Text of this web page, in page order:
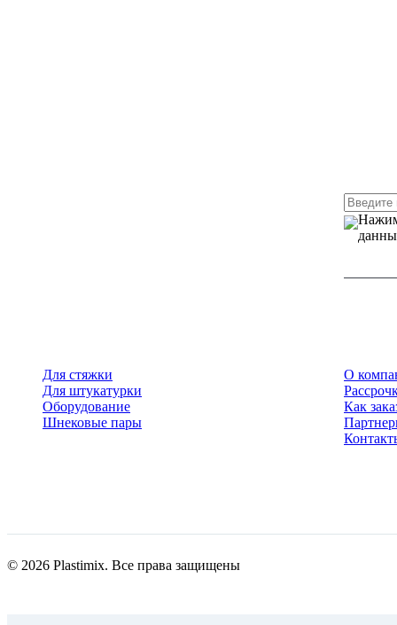
Для стяжки
Для штукатурки
Оборудование
Шнековые пары
О
Как
© 2026 Plastimix. Все права защищены